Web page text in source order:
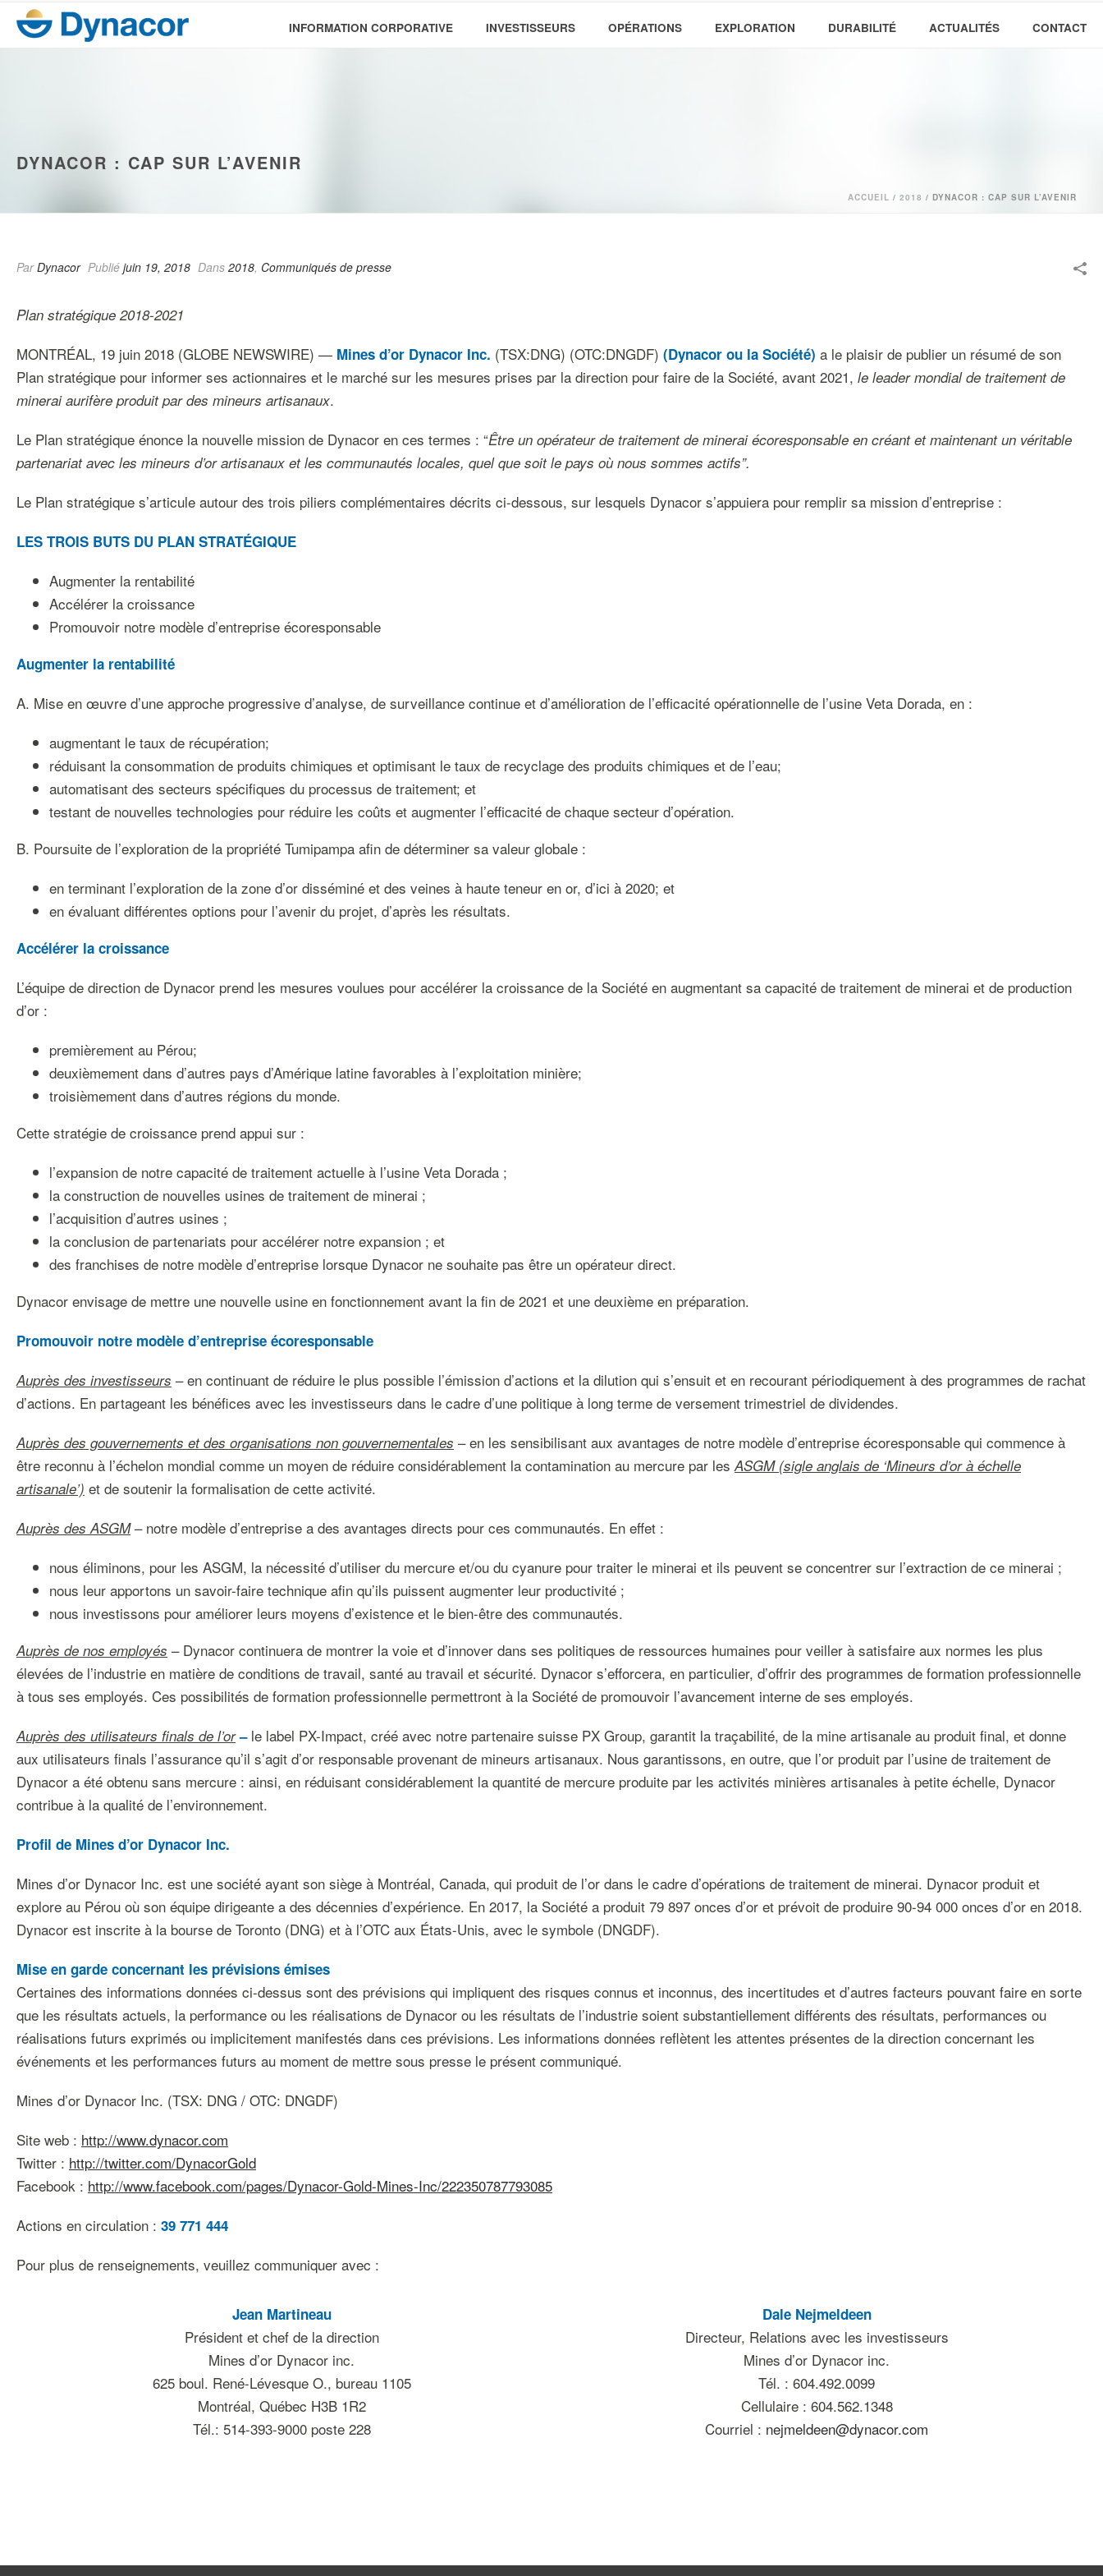
INFORMATION CORPORATIVE INVESTISSEURS OPÉRATIONS EXPLORATION DURABILITÉ ACTUALITÉS CONTACT
DYNACOR : CAP SUR L’AVENIR
ACCUEIL / 2018 / DYNACOR : CAP SUR L’AVENIR
ParDynacor Publié juin 19, 2018 Dans 2018, Communiqués de presse
Plan stratégique 2018-2021
MONTRÉAL, 19 juin 2018 (GLOBE NEWSWIRE) — Mines d’or Dynacor Inc. (TSX:DNG) (OTC:DNGDF) (Dynacor ou la Société) a le plaisir de publier un résumé de son
Plan stratégique pour informer ses actionnaires et le marché sur les mesures prises par la direction pour faire de la Société, avant 2021, le leader mondial de traitement de
minerai aurifère produit par des mineurs artisanaux.
Le Plan stratégique énonce la nouvelle mission de Dynacor en ces termes : “Être un opérateur de traitement de minerai écoresponsable en créant et maintenant un véritable
partenariat avec les mineurs d’or artisanaux et les communautés locales, quel que soit le pays où nous sommes actifs”.
Le Plan stratégique s’articule autour des trois piliers complémentaires décrits ci-dessous, sur lesquels Dynacor s’appuiera pour remplir sa mission d’entreprise :
LES TROIS BUTS DU PLAN STRATÉGIQUE
Augmenter la rentabilité
Accélérer la croissance
Promouvoir notre modèle d’entreprise écoresponsable
Augmenter la rentabilité
A. Mise en œuvre d’une approche progressive d’analyse, de surveillance continue et d’amélioration de l’efficacité opérationnelle de l’usine Veta Dorada, en :
augmentant le taux de récupération;
réduisant la consommation de produits chimiques et optimisant le taux de recyclage des produits chimiques et de l’eau;
automatisant des secteurs spécifiques du processus de traitement; et
testant de nouvelles technologies pour réduire les coûts et augmenter l’efficacité de chaque secteur d’opération.
B. Poursuite de l’exploration de la propriété Tumipampa afin de déterminer sa valeur globale :
en terminant l’exploration de la zone d’or disséminé et des veines à haute teneur en or, d’ici à 2020; et
en évaluant différentes options pour l’avenir du projet, d’après les résultats.
Accélérer la croissance
L’équipe de direction de Dynacor prend les mesures voulues pour accélérer la croissance de la Société en augmentant sa capacité de traitement de minerai et de production
d’or :
premièrement au Pérou;
deuxièmement dans d’autres pays d’Amérique latine favorables à l’exploitation minière;
troisièmement dans d’autres régions du monde.
Cette stratégie de croissance prend appui sur :
l’expansion de notre capacité de traitement actuelle à l’usine Veta Dorada ;
la construction de nouvelles usines de traitement de minerai ;
l’acquisition d’autres usines ;
la conclusion de partenariats pour accélérer notre expansion ; et
des franchises de notre modèle d’entreprise lorsque Dynacor ne souhaite pas être un opérateur direct.
Dynacor envisage de mettre une nouvelle usine en fonctionnement avant la fin de 2021 et une deuxième en préparation.
Promouvoir notre modèle d’entreprise écoresponsable
Auprès des investisseurs – en continuant de réduire le plus possible l’émission d’actions et la dilution qui s’ensuit et en recourant périodiquement à des programmes de rachat
d’actions. En partageant les bénéfices avec les investisseurs dans le cadre d’une politique à long terme de versement trimestriel de dividendes.
Auprès des gouvernements et des organisations non gouvernementales – en les sensibilisant aux avantages de notre modèle d’entreprise écoresponsable qui commence à
être reconnu à l’échelon mondial comme un moyen de réduire considérablement la contamination au mercure par lesASGM (sigle anglais de ‘Mineurs d’or à échelle
artisanale’) et de soutenir la formalisation de cette activité.
Auprès des ASGM– notre modèle d’entreprise a des avantages directs pour ces communautés. En effet :
nous éliminons, pour les ASGM, la nécessité d’utiliser du mercure et/ou du cyanure pour traiter le minerai et ils peuvent se concentrer sur l’extraction de ce minerai ;
nous leur apportons un savoir-faire technique afin qu’ils puissent augmenter leur productivité ;
nous investissons pour améliorer leurs moyens d’existence et le bien-être des communautés.
Auprès de nos employés – Dynacor continuera de montrer la voie et d’innover dans ses politiques de ressources humaines pour veiller à satisfaire aux normes les plus
élevées de l’industrie en matière de conditions de travail, santé au travail et sécurité. Dynacor s’efforcera, en particulier, d’offrir des programmes de formation professionnelle
à tous ses employés. Ces possibilités de formation professionnelle permettront à la Société de promouvoir l’avancement interne de ses employés.
Auprès des utilisateurs finals de l’or– le label PX-Impact, créé avec notre partenaire suisse PX Group, garantit la traçabilité, de la mine artisanale au produit final, et donne
aux utilisateurs finals l’assurance qu’il s’agit d’or responsable provenant de mineurs artisanaux. Nous garantissons, en outre, que l’or produit par l’usine de traitement de
Dynacor a été obtenu sans mercure : ainsi, en réduisant considérablement la quantité de mercure produite par les activités minières artisanales à petite échelle, Dynacor
contribue à la qualité de l’environnement.
Profil de Mines d’or Dynacor Inc.
Mines d’or Dynacor Inc. est une société ayant son siège à Montréal, Canada, qui produit de l’or dans le cadre d’opérations de traitement de minerai. Dynacor produit et
explore au Pérou où son équipe dirigeante a des décennies d’expérience. En 2017, la Société a produit 79 897 onces d’or et prévoit de produire 90-94 000 onces d’or en 2018.
Dynacor est inscrite à la bourse de Toronto (DNG) et à l’OTC aux États-Unis, avec le symbole (DNGDF).
Mise en garde concernant les prévisions émises
Certaines des informations données ci-dessus sont des prévisions qui impliquent des risques connus et inconnus, des incertitudes et d’autres facteurs pouvant faire en sorte
que les résultats actuels, la performance ou les réalisations de Dynacor ou les résultats de l’industrie soient substantiellement différents des résultats, performances ou
réalisations futurs exprimés ou implicitement manifestés dans ces prévisions. Les informations données reflètent les attentes présentes de la direction concernant les
événements et les performances futurs au moment de mettre sous presse le présent communiqué.
Mines d’or Dynacor Inc. (TSX: DNG / OTC: DNGDF)
Site web : http://www.dynacor.com
Twitter : http://twitter.com/DynacorGold
Facebook : http://www.facebook.com/pages/Dynacor-Gold-Mines-Inc/222350787793085
Actions en circulation : 39 771 444
Pour plus de renseignements, veuillez communiquer avec :
Jean Martineau
Président et chef de la direction
Mines d’or Dynacor inc.
625 boul. René-Lévesque O., bureau 1105
Montréal, Québec H3B 1R2
Tél.: 514-393-9000 poste 228
Dale Nejmeldeen
Directeur, Relations avec les investisseurs
Mines d’or Dynacor inc.
Tél. : 604.492.0099
Cellulaire : 604.562.1348
Courriel : nejmeldeen@dynacor.com